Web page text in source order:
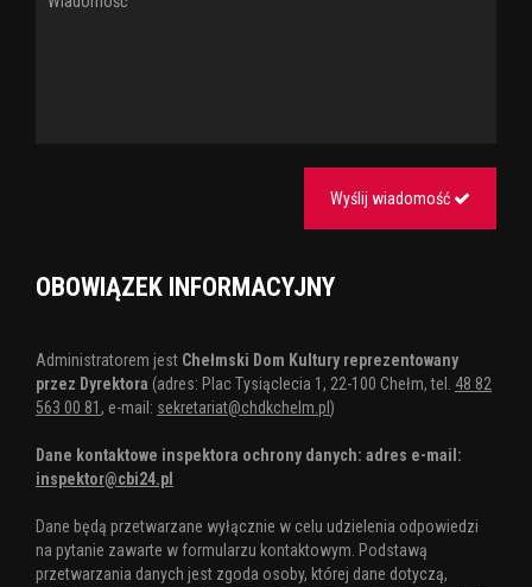
Wyślij wiadomość
OBOWIĄZEK INFORMACYJNY
Administratorem jest Chełmski Dom Kultury reprezentowany
przez Dyrektora (adres: Plac Tysiąclecia 1, 22-100 Chełm, tel. 48 82
563 00 81 , e-mail: sekretariat@chdkchelm.pl )
Dane kontaktowe inspektora ochrony danych: adres e-mail:
inspektor@cbi24.pl
Dane będą przetwarzane wyłącznie w celu udzielenia odpowiedzi
na pytanie zawarte w formularzu kontaktowym. Podstawą
przetwarzania danych jest zgoda osoby, której dane dotyczą,